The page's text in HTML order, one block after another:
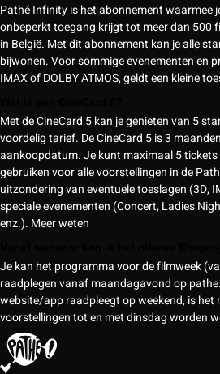
Pathé Infinity is het abonnement waarmee
onbeperkt toegang krijgt tot meer dan 500
in België. Met dit abonnement kan je alle
bijwonen. Voor sommige evenementen en
IMAX of DOLBY ATMOS, geldt een kleine
Met de CineCard 5 kan je genieten van 5
voordelig tarief. De CineCard 5 is 3
aankoopdatum. Je kunt maximaal 5
gebruiken voor alle voorstellingen in de
uitzondering van eventuele toeslagen (3D,
speciale evenementen (Concert, Ladies
enz.). Meer weten
Je kan het programma voor de filmweek
raadplegen vanaf maandagavond op
website/app raadpleegt op weekend, is het
voorstellingen tot en met dinsdag worden